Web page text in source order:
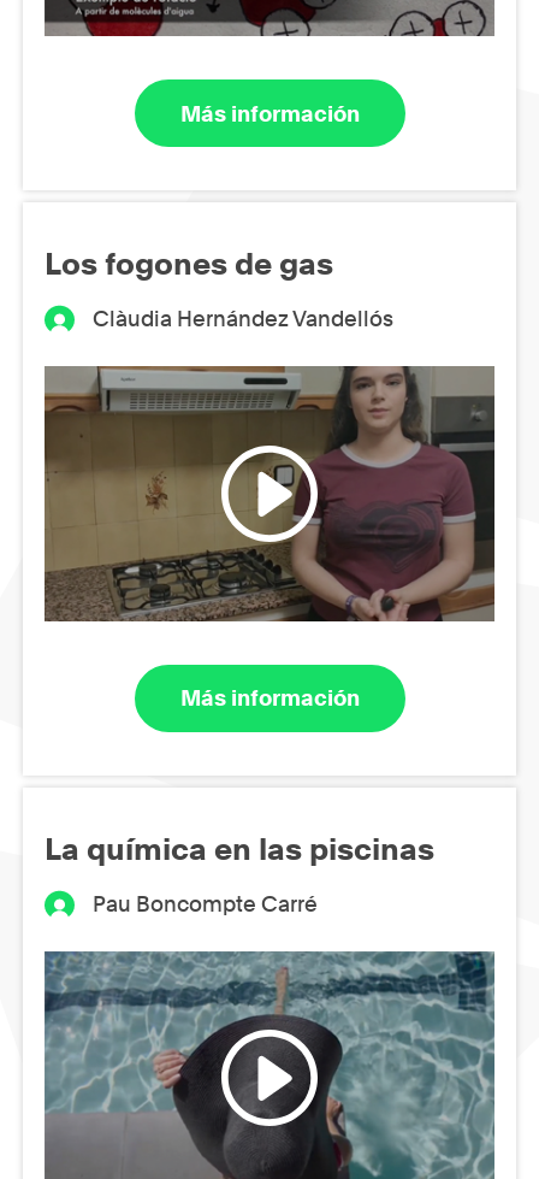
Más información
Los fogones de gas
Clàudia Hernández Vandellós
Más información
La química en las piscinas
Pau Boncompte Carré